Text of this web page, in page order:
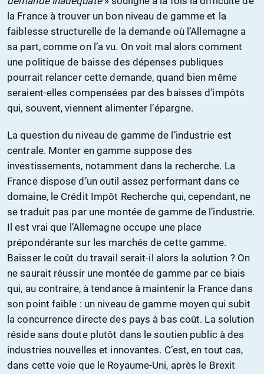
la France à trouver un bon niveau de gamme et la
faiblesse structurelle de la demande où l’Allemagne a
sa part, comme on l’a vu. On voit mal alors comment
une politique de baisse des dépenses publiques
pourrait relancer cette demande, quand bien même
seraient-elles compensées par des baisses d’impôts
qui, souvent, viennent alimenter l’épargne.
La question du niveau de gamme de l’industrie est
centrale. Monter en gamme suppose des
investissements, notamment dans la recherche. La
France dispose d’un outil assez performant dans ce
domaine, le Crédit Impôt Recherche qui, cependant, ne
se traduit pas par une montée de gamme de l’industrie.
Il est vrai que l’Allemagne occupe une place
prépondérante sur les marchés de cette gamme.
Baisser le coût du travail serait-il alors la solution ? On
ne saurait réussir une montée de gamme par ce biais
qui, au contraire, à tendance à maintenir la France dans
son point faible : un niveau de gamme moyen qui subit
la concurrence directe des pays à bas coût. La solution
réside sans doute plutôt dans le soutien public à des
industries nouvelles et innovantes. C’est, en tout cas,
dans cette voie que le Royaume-Uni, après le Brexit